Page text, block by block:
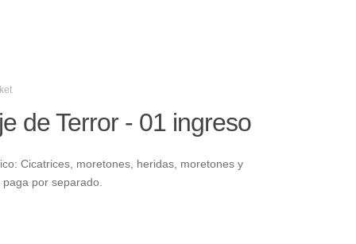
de Terror - 01 ingreso
Cicatrices, moretones, heridas, moretones y
por separado.